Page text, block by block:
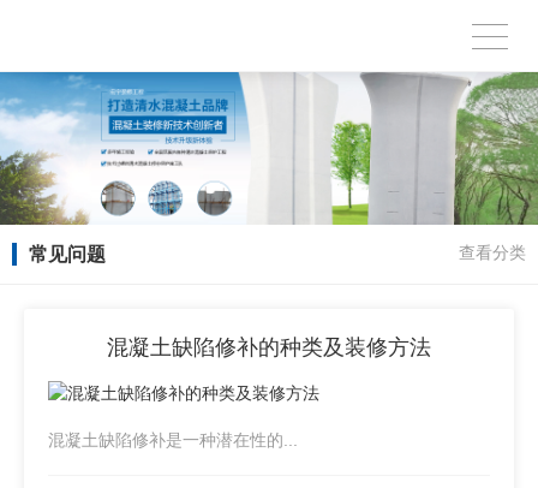
常见问题 查看分类
混凝土缺陷修补的种类及装修方法
混凝土缺陷修补是一种潜在性的...